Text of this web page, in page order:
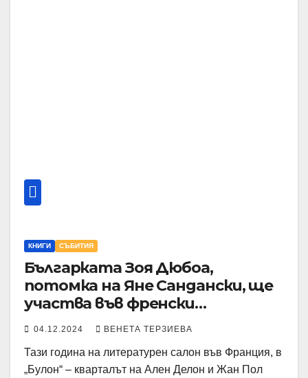
КНИГИ СЪБИТИЯ
Българката Зоя Дюбоа,
потомка на Яне Сандански, ще
участва във френски
литературен салон
04.12.2024 ВЕНЕТА ТЕРЗИЕВА
Тази година на литературен салон във Франция, в
„Булон“ – кварталът на Ален Делон и Жан Пол